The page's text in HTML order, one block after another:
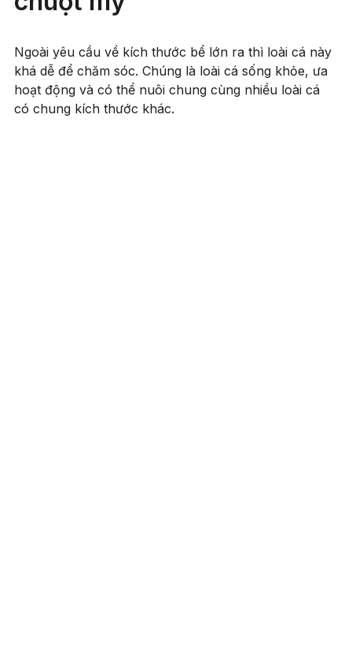
Ngoài yêu cầu về kích thước bể lớn ra thì loài cá này
khá dễ để chăm sóc. Chúng là loài cá sống khỏe, ưa
hoạt động và có thể nuôi chung cùng nhiều loài cá
có chung kích thước khác.